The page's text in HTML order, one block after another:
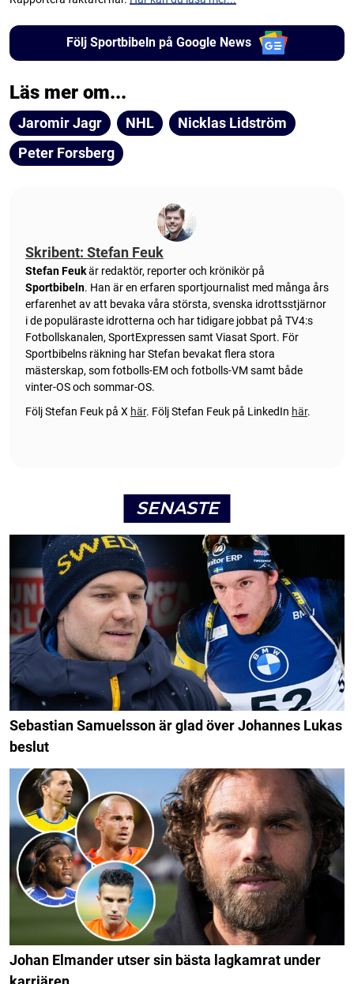
Följ Sportbibeln på Google News
Läs mer om...
Jaromir Jagr NHL
Nicklas Lidström
Peter Forsberg
Skribent: Stefan Feuk
Stefan Feukär redaktör, reporter och krönikör på
Sportbibeln. Han är en erfaren sportjournalist med många års
erfarenhet av att bevaka våra största, svenska idrottsstjärnor
i de populäraste idrotterna och har tidigare jobbat på TV4:s
Fotbollskanalen, SportExpressen samt Viasat Sport. För
Sportbibelns räkning har Stefan bevakat flera stora
mästerskap, som fotbolls-EM och fotbolls-VM samt både
vinter-OS och sommar-OS.
Följ Stefan Feuk på X här. Följ Stefan Feuk på LinkedIn här.
SENASTE
Sebastian Samuelsson är glad över Johannes Lukas
beslut
Johan Elmander utser sin bästa lagkamrat under